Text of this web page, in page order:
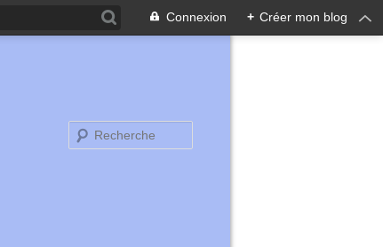
Connexion + Créer mon blog